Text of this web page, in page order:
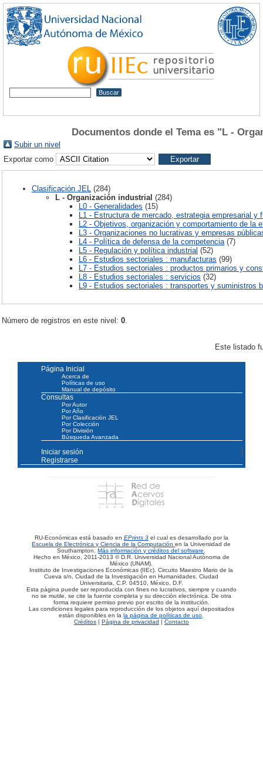
Documentos donde el Tema es "L -
Subir un nivel
Exportar como
Clasificación JEL
(284)
L - Organización industrial (284)
L0 - Generalidades (15)
L1 - Estructura de mercado, estrategia empresarial y
L2 - Objetivos, organización y comportamiento de la
L3 - Organizaciones no lucrativas y empresas
L4 - Política de defensa de la competencia (7)
L5 - Regulación y política industrial (52)
L6 - Estudios sectoriales : manufacturas (99)
L7 - Estudios sectoriales : productos primarios y
L8 - Estudios sectoriales : servicios (32)
L9 - Estudios sectoriales : transportes y suministros
Número de registros en este nivel: 0
Este listado
Página Inicial
Acerca de
Políticas de uso
Manual de depósito
Consultas
Por Autor
Por Año
Por Clasificación JEL
Por Colección
Por División
Búsqueda Avanzada
Iniciar sesión
Registrarse
RU-Económicas está basado en EPrints 3 el cual es desarrollado por la
Escuela de Electrónica y Ciencia de la Computaciónen la Universidad de
Southampton.Más información y créditos del software.
Hecho en México, 2011-2013 © D.R. Universidad Nacional Autónoma de
México (UNAM).
Instituto de Investigaciones Económicas (IIEc). Circuito Maestro Mario de la
Cueva s/n, Ciudad de la Investigación en Humanidades, Ciudad
Universitaria, C.P. 04510, México, D.F.
Esta página puede ser reproducida con fines no lucrativos, siempre y cuando
no se mutile, se cite la fuente completa y su dirección electrónica. De otra
forma requiere permiso previo por escrito de la institución.
Las condiciones legales para reproducción de los objetos aquí depositados
están disponibles en lala página de políticas de uso.
Créditos| Página de privacidad | Contacto